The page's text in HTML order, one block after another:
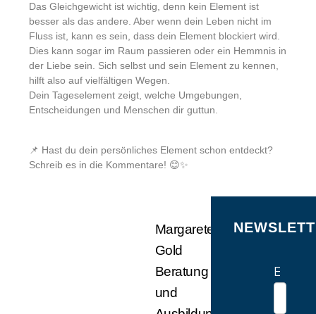
Das Gleichgewicht ist wichtig, denn kein Element ist
besser als das andere. Aber wenn dein Leben nicht im
Fluss ist, kann es sein, dass dein Element blockiert wird.
Dies kann sogar im Raum passieren oder ein Hemmnis in
der Liebe sein. Sich selbst und sein Element zu kennen,
hilft also auf vielfältigen Wegen.
Dein Tageselement zeigt, welche Umgebungen,
Entscheidungen und Menschen dir guttun.
📌 Hast du dein persönliches Element schon entdeckt?
Schreib es in die Kommentare! 😊✨
Margarete
Gold
Beratung
und